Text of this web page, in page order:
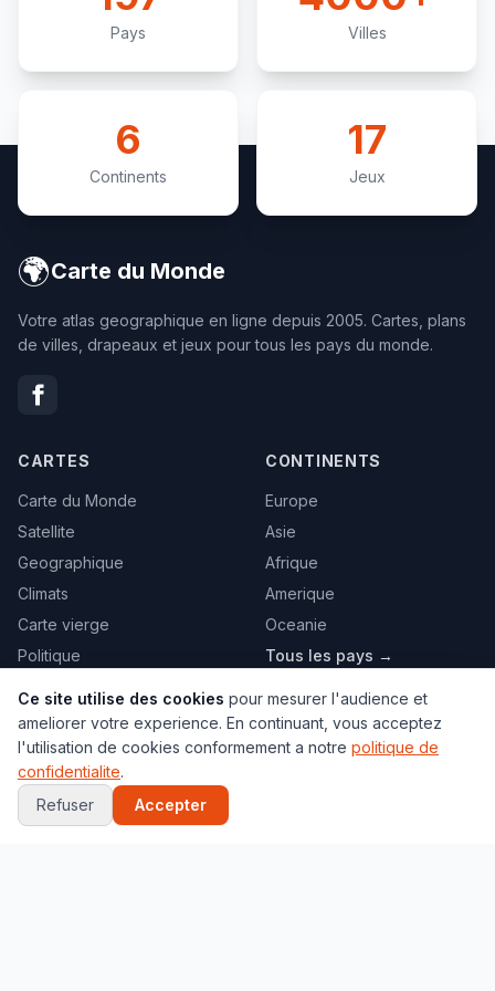
Pays Villes
6
Continents
17
Jeux
🌍Carte du Monde
Votre atlas geographique en ligne depuis 2005. Cartes, plans
de villes, drapeaux et jeux pour tous les pays du monde.
CARTES
Carte du Monde
Satellite
Geographique
Climats
Carte vierge
Politique
CONTINENTS
Europe
Asie
Afrique
Amerique
Oceanie
Tous les pays →
VILLES
Paris
New York
JEUX
Ce site utilise des cookies pour mesurer l'audience et
ameliorer votre experience. En continuant, vous acceptez
l'utilisation de cookies conformement a notre politique de
confidentialite.
Refuser
Accepter